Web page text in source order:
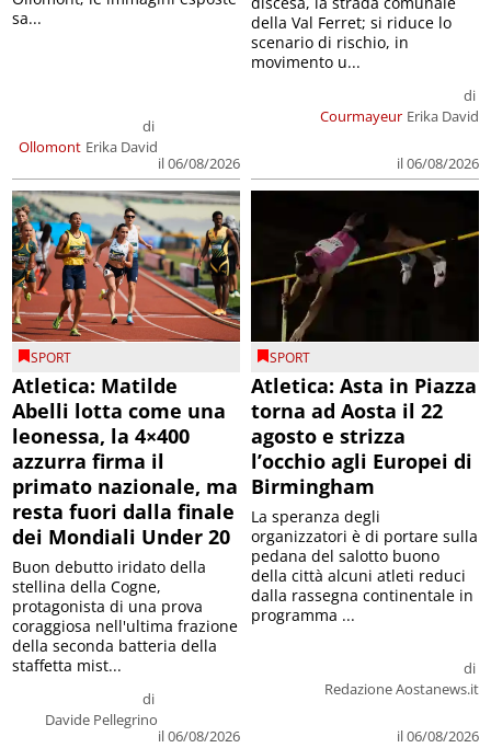
Ollomont
di
Erika David
il 06/08/2026
sa...
Courmayeur
di
Erika David
il 06/08/2026
della Val Ferret; si riduce lo
scenario di rischio, in
movimento u...
SPORT
Atletica: Matilde
Abelli lotta come una
leonessa, la 4×400
azzurra firma il
primato nazionale, ma
resta fuori dalla finale
dei Mondiali Under 20
di
Davide Pellegrino
il 06/08/2026
Buon debutto iridato della
stellina della Cogne,
protagonista di una prova
coraggiosa nell'ultima frazione
della seconda batteria della
staffetta mist...
SPORT
Atletica: Asta in Piazza
torna ad Aosta il 22
agosto e strizza
l’occhio agli Europei di
Birmingham
di
Redazione Aostanews.it
il 06/08/2026
La speranza degli
organizzatori è di portare sulla
pedana del salotto buono
della città alcuni atleti reduci
dalla rassegna continentale in
programma ...